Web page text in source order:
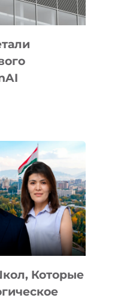
Которые